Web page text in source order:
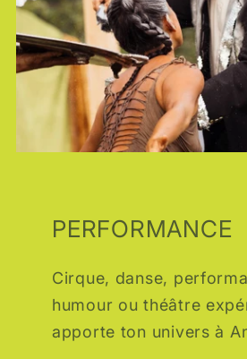
PERFORMANCE
Cirque, danse,
humour ou théâtre
apporte ton univers à